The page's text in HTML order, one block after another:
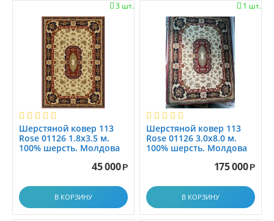
3 шт.

Шерстяной ковер 113
Rose 01126 1.8x3.5 м.
100% шерсть. Молдова
45 000 Р
В КОРЗИНУ
1 шт.

Шерстяной ковер 113
Rose 01126 3.0x8.0 м.
100% шерсть. Молдова
175 000 Р
В КОРЗИНУ